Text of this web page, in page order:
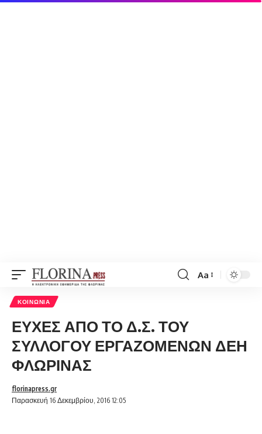
Font
Aa
ΚΟΙΝΩΝΊΑ
ΕΥΧΕΣ ΑΠΟ ΤΟ Δ.Σ. ΤΟΥ
ΣΥΛΛΟΓΟΥ ΕΡΓΑΖΟΜΕΝΩΝ ΔΕΗ
ΦΛΩΡΙΝΑΣ
Παρασκευή 16 Δεκεμβρίου, 2016 12:05
florinapress.gr